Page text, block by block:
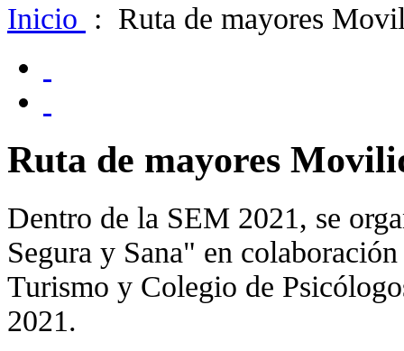
Inicio : Ruta de mayores
Ruta de mayores
Dentro de la SEM 2021, se
Segura y Sana" en
Turismo y Colegio de
2021.